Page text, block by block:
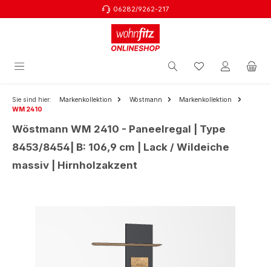
06282/9262-217
Sie sind hier: Markenkollektion Wöstmann
Markenkollektion
WM 2410
Wöstmann WM 2410 - Paneelregal | Type
8453/8454| B: 106,9 cm | Lack / Wildeiche
massiv | Hirnholzakzent